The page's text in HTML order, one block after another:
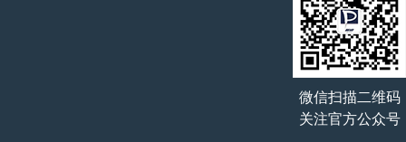
微信扫描二维码
关注官方公众号